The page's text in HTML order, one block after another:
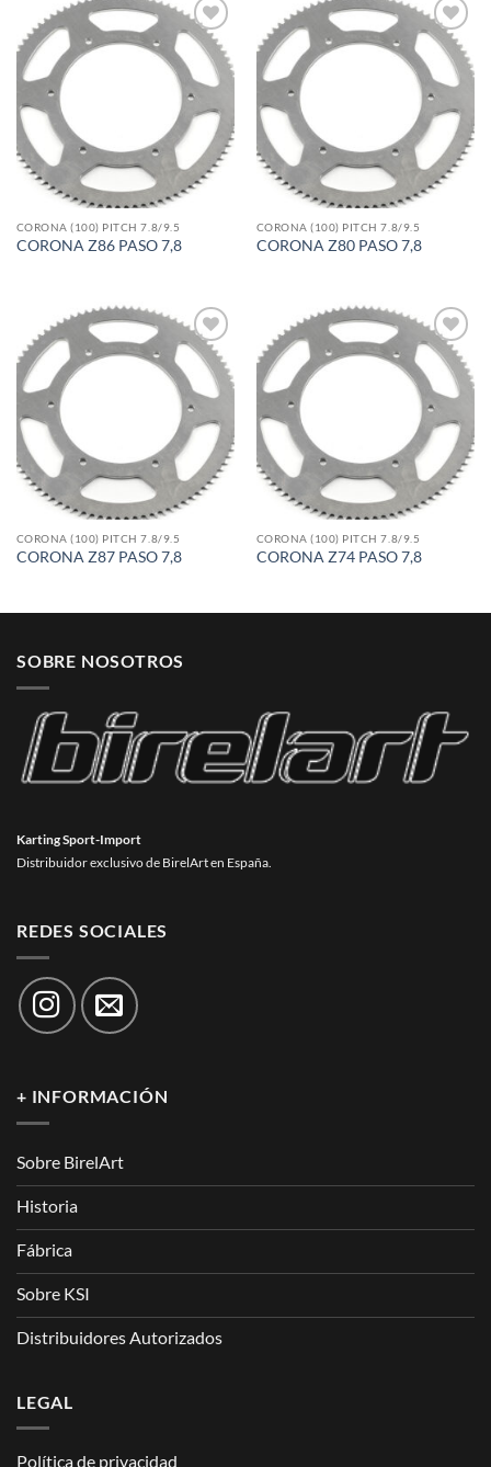
Add to
wishlist
CORONA (100) PITCH 7.8/9.5
CORONA Z86 PASO 7,8
Add to
wishlist
CORONA (100) PITCH 7.8/9.5
CORONA Z80 PASO 7,8
Add to
wishlist
CORONA (100) PITCH 7.8/9.5
CORONA Z87 PASO 7,8
Add to
wishlist
CORONA (100) PITCH 7.8/9.5
CORONA Z74 PASO 7,8
SOBRE NOSOTROS
Karting Sport-Import
Distribuidor exclusivo de BirelArt en España.
REDES SOCIALES
+ INFORMACIÓN
Sobre BirelArt
Historia
Fábrica
Sobre KSI
Distribuidores Autorizados
LEGAL
Política de privacidad